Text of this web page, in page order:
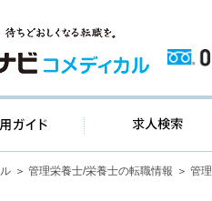
ご利用ガイド
管理栄養士/栄養士の転職情報 管